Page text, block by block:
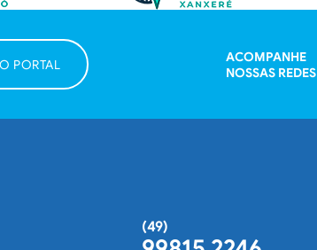
PORTAL
ACOMPANHE
NOSSAS REDES
(49)